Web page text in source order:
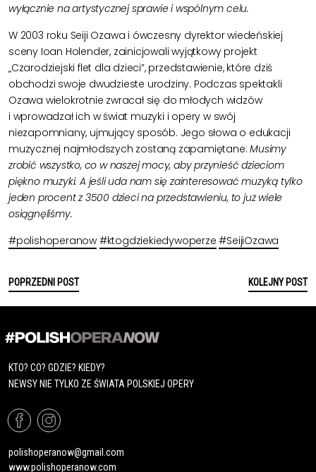
wyłącznie na artystycznej sprawie i wspólnym celu.
W 2003 roku Seiji Ozawa i ówczesny dyrektor wiedeńskiej
sceny Ioan Holender, zainicjowali wyjątkowy projekt
„Czarodziejski flet dla dzieci”, przedstawienie, które dziś
obchodzi swoje dwudzieste urodziny. Podczas spektakli
Ozawa wielokrotnie zwracał się do młodych widzów
i wprowadzał ich w świat muzyki i opery w swój
niezapomniany, ujmujący sposób. Jego słowa o edukacji
muzycznej najmłodszych zostaną zapamiętane:Musimy
zrobić wszystko, co w naszej mocy, aby przynieść dzieciom
piękno muzyki. A jeśli uda nam się zainteresować muzyką tylko
jeden procent z 3500 dzieci na przedstawieniu, to już wiele
osiągnęliśmy.
#polishoperanow #ktogdziekiedywoperze #SeijiOzawa
POPRZEDNI POST KOLEJNY POST
KTO? CO? GDZIE? KIEDY?
NEWSY NIE TYLKO ZE ŚWIATA POLSKIEJ OPERY
polishoperanow@gmail.com
www.polishoperanow.com